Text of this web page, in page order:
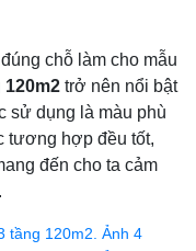
chỗ làm cho mẫu
trở nên nổi bật
sử dụng là màu phù
tương hợp đều tốt,
đến cho ta cảm